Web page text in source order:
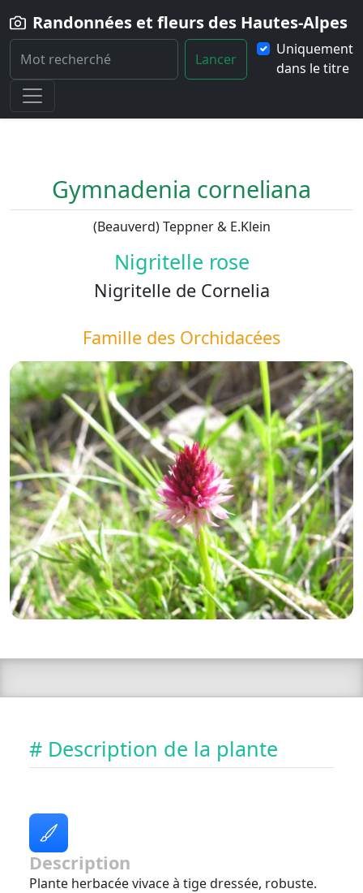
Randonnées et fleurs des Hautes-Alpes
Lancer
Uniquement
dans le titre
Home
Fleur Gymnadenia-corneliana
Gymnadenia corneliana
(Beauverd) Teppner & E.Klein
Nigritelle rose
Nigritelle de Cornelia
Famille des Orchidacées
# Description de la plante
Description
Plante herbacée vivace à tige dressée, robuste.